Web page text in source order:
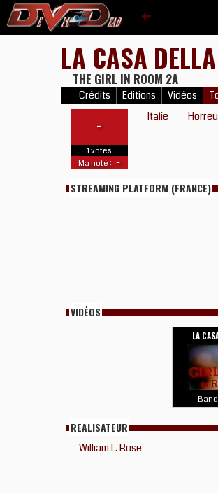
LA CASA
THE GIRL IN ROOM 2A
Crédits Editions Vidéos
-
1 votes
Ma note : -
Italie
STREAMING PLATFORM (FRANCE)
VIDÉOS
LA
REALISATEUR
William L. Rose